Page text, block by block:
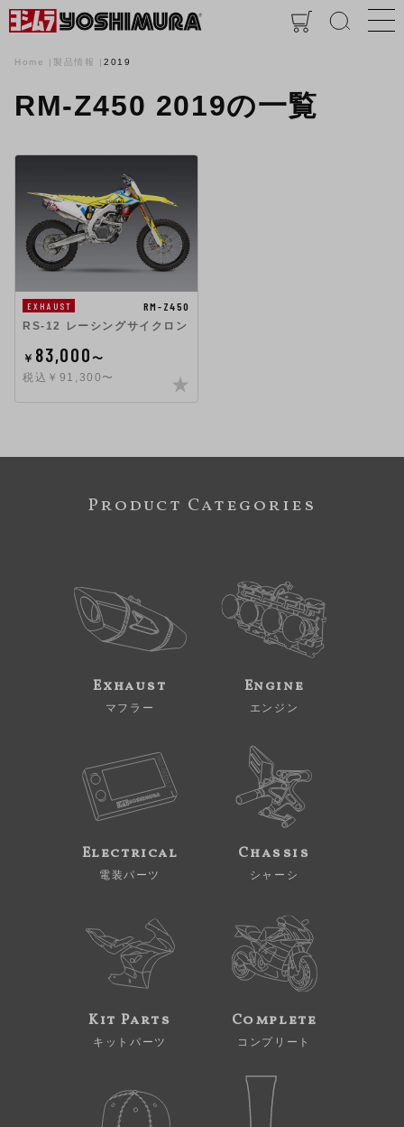
Home 製品情報 2019
RM-Z450 2019の一覧
EXHAUST
RM-Z450
RS-12 レーシングサイクロン
￥ 83,000〜
税込￥91,300〜
Product Categories
Exhaust
マフラー
Engine
エンジン
Electrical
電装パーツ
Chassis
シャーシ
Kit Parts
キットパーツ
Complete
コンプリート